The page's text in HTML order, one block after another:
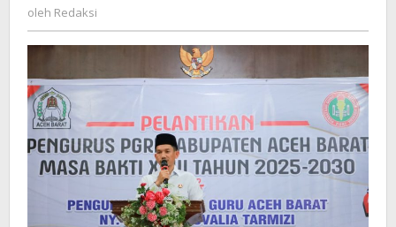
oleh Redaksi